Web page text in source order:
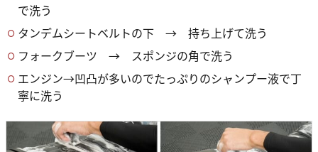
で洗う
タンデムシートベルトの下 → 持ち上げて洗う
フォークブーツ → スポンジの角で洗う
エンジン→凹凸が多いのでたっぷりのシャンプー液で丁
寧に洗う